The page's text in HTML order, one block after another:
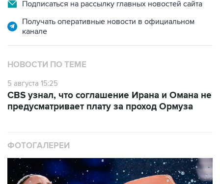
Подписаться на рассылку главных новостей сайта
Получать оперативные новости в официальном
канале
НОВОСТИ ПО ТЕМЕ
5 августа 15:25
CBS узнал, что соглашение Ирана и Омана не
предусматривает плату за проход Ормуза
ФОТОГАЛЕРЕИ